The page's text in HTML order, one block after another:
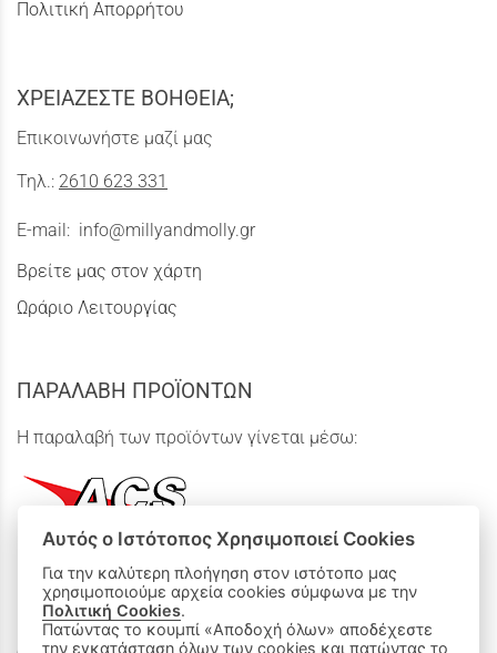
Πολιτική Απορρήτου
ΧΡΕΙΑΖΕΣΤΕ ΒΟΗΘΕΙΑ;
Επικοινωνήστε μαζί μας
Τηλ.: 2610 623 331
E-mail: info@millyandmolly.gr
Βρείτε μας στον χάρτη
Ωράριο Λειτουργίας
ΠΑΡΑΛΑΒΗ ΠΡΟΪΟΝΤΩΝ
Η παραλαβή των προϊόντων γίνεται μέσω:
ΟΙ ΑΓΟΡΕΣ ΜΟΥ
Αυτός ο Ιστότοπος Χρησιμοποιεί Cookies
Για την καλύτερη πλοήγηση στον ιστότοπο μας
χρησιμοποιούμε αρχεία cookies σύμφωνα με την
Πολιτική Cookies.
Πατώντας το κουμπί «Αποδοχή όλων» αποδέχεστε
την εγκατάσταση όλων των cookies και πατώντας το